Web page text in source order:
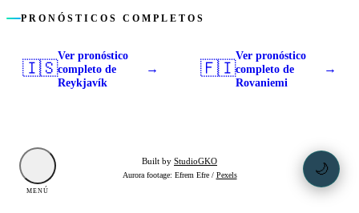
PRONÓSTICOS COMPLETOS
🇮🇸
Ver pronóstico
completo de
Reykjavík
→ 🇫🇮
Ver pronóstico
completo de
Rovaniemi
→
Built by StudioGKO
Aurora footage: Efrem Efre / Pexels 🌙
MENÚ